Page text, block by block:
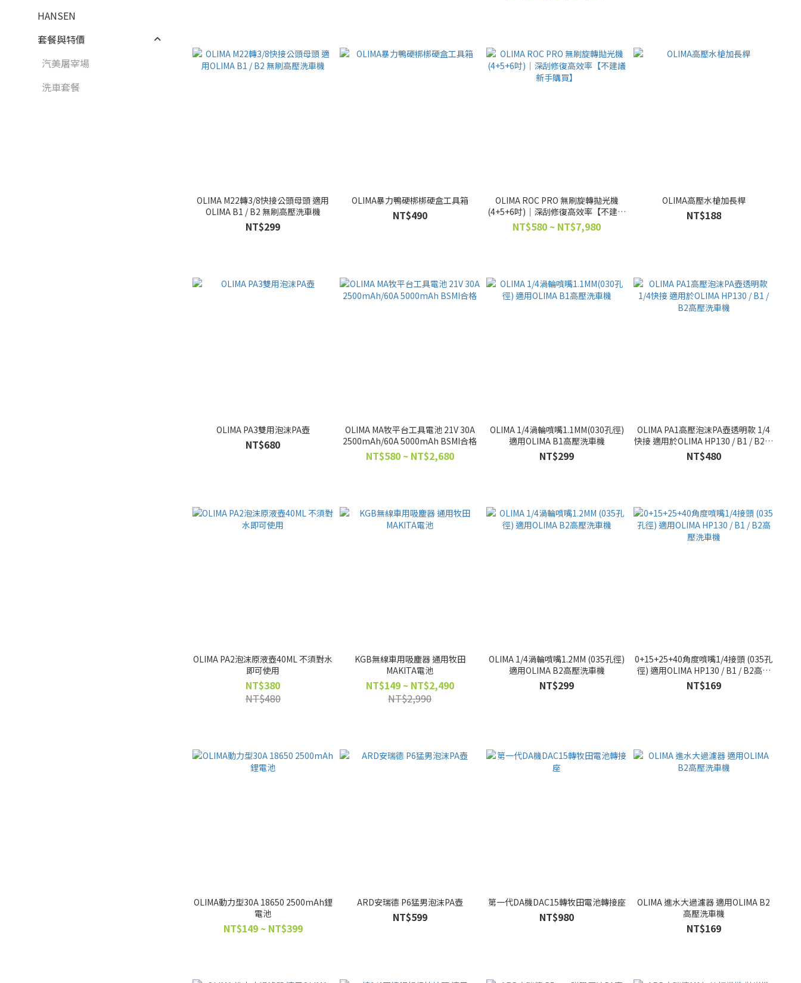
HANSEN
套餐與特價
汽美屠宰場
洗車套餐
OLIMA M22轉3/8快接公頭母頭 適用
OLIMA B1 / B2 無刷高壓洗車機
NT$299
OLIMA暴力鴨硬梆梆硬盒工具箱
NT$490
OLIMA ROC PRO 無刷旋轉拋光機
(4+5+6吋)｜深刮修復高效率【不建議
新手購買】
NT$580 ~ NT$7,980
OLIMA高壓水槍加長桿
NT$188
OLIMA PA3雙用泡沫PA壺
NT$680
OLIMA MA牧平台工具電池 21V 30A
2500mAh/60A 5000mAh BSMI合格
NT$580 ~ NT$2,680
OLIMA 1/4渦輪噴嘴1.1MM(030孔徑)
適用OLIMA B1高壓洗車機
NT$299
OLIMA PA1高壓泡沫PA壺透明款 1/4
快接 適用於OLIMA HP130 / B1 / B2高
壓洗車機
NT$480
OLIMA PA2泡沫原液壺40ML 不須對水
即可使用
NT$380
NT$480
KGB無線車用吸塵器 通用牧田
MAKITA電池
NT$149 ~ NT$2,490
NT$2,990
OLIMA 1/4渦輪噴嘴1.2MM (035孔徑)
適用OLIMA B2高壓洗車機
NT$299
0+15+25+40角度噴嘴1/4接頭 (035孔
徑) 適用OLIMA HP130 / B1 / B2高壓
洗車機
NT$169
OLIMA動力型30A 18650 2500mAh鋰
電池
NT$149 ~ NT$399
ARD安瑞德 P6猛男泡沫PA壺
NT$599
第一代DA機DAC15轉牧田電池轉接座
NT$980
OLIMA 進水大過濾器 適用OLIMA B2
高壓洗車機
NT$169